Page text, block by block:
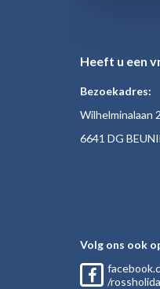
Heeft u een
Bezoekadres:
Wilhelminalaan
6641 DG
Volg ons ook
/